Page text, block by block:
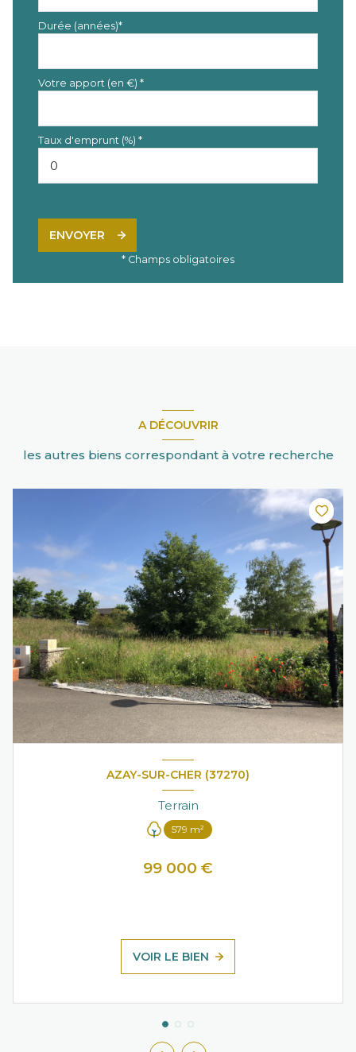
Durée (années)*
Votre apport (en €) *
Taux d'emprunt (%) *
ENVOYER
* Champs obligatoires
A DÉCOUVRIR
les autres biens correspondant à votre recherche
AZAY-SUR-CHER (37270)
Terrain
579 m²
99 000 €
VOIR LE BIEN